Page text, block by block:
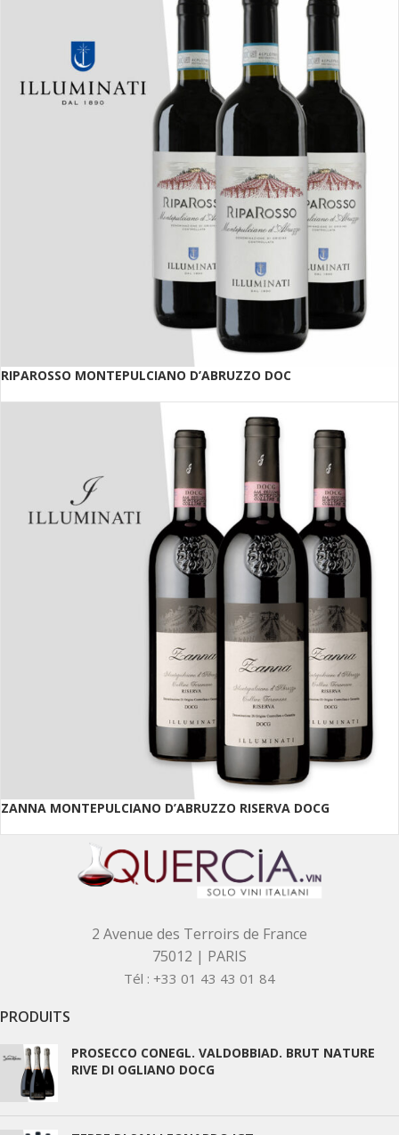
RIPAROSSO MONTEPULCIANO D’ABRUZZO DOC
ZANNA MONTEPULCIANO D’ABRUZZO RISERVA DOCG
2 Avenue des Terroirs de France
75012 | PARIS
Tél : +33 01 43 43 01 84
PRODUITS
PROSECCO CONEGL. VALDOBBIAD. BRUT NATURE
RIVE DI OGLIANO DOCG